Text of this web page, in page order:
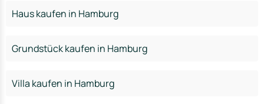
Haus kaufen in Hamburg
Grundstück kaufen in Hamburg
Villa kaufen in Hamburg